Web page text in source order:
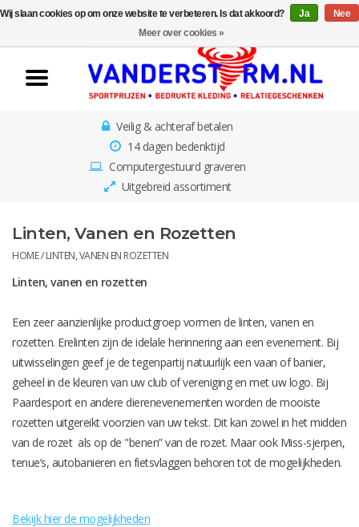
Home
Van der Storm
Sportprijzen
Awards & Beelden
Kinderbestekjes met gratis
graveren
Geschenken
OUTLET OP=OP!!
Glazen awards en trofeën
Veilig & achteraf betalen
14 dagen bedenktijd
Computergestuurd graveren
Uitgebreid assortiment
Linten, Vanen en Rozetten
HOME/LINTEN, VANEN EN ROZETTEN
Linten, vanen en rozetten
Een zeer aanzienlijke productgroep vormen de linten, vanen en
rozetten. Erelinten zijn de idelale herinnering aan een evenement. Bij
uitwisselingen geef je de tegenpartij natuurlijk een vaan of banier,
geheel in de kleuren van uw club of vereniging en met uw logo. Bij
Paardesport en andere dierenevenementen worden de mooiste
rozetten uitgereikt voorzien van uw tekst. Dit kan zowel in het midden
van de rozet als op de "benen” van de rozet. Maar ook Miss-sjerpen,
tenue’s, autobanieren en fietsvlaggen behoren tot de mogelijkheden.
Bekijk hier de mogelijkheden
Wij slaan cookies op om onze website te verbeteren. Is dat akkoord? Ja
Nee
Meer over cookies »